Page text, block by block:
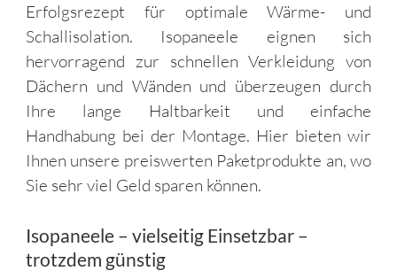
Erfolgsrezept für optimale Wärme- und
Schallisolation. Isopaneele eignen sich
hervorragend zur schnellen Verkleidung von
Dächern und Wänden und überzeugen durch
Ihre lange Haltbarkeit und einfache
Handhabung bei der Montage. Hier bieten wir
Ihnen unsere preiswerten Paketprodukte an, wo
Sie sehr viel Geld sparen können.
Isopaneele – vielseitig Einsetzbar –
trotzdem günstig